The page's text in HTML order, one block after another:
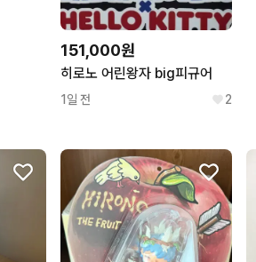
151,000원
히로노 어린왕자 big피규어
1일 전 2